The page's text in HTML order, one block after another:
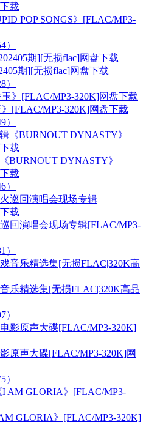
POP SONGS》[FLAC/MP3-
）
期][无损flac]网盘下载
）
[FLAC/MP3-320K]网盘下载
）
BURNOUT DYNASTY》
载
）
回演唱会现场专辑[FLAC/MP3-
）
乐精选集[无损FLAC|320K高品
）
原声大碟[FLAC/MP3-320K]网
）
GLORIA》[FLAC/MP3-320K]